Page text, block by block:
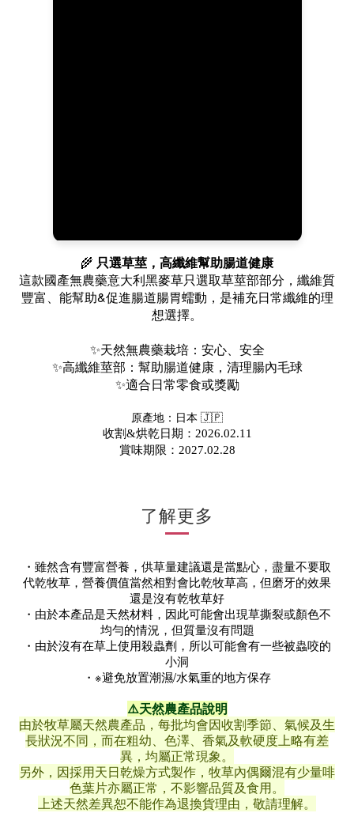
🌾 只選草莖，高纖維幫助腸道健康
這款國產無農藥意大利黑麥草只選取草莖部部分，纖維質
豐富、能幫助&促進腸道腸胃蠕動，是補充日常纖維的理
想選擇。
✨天然無農藥栽培：安心、安全
✨高纖維莖部：幫助腸道健康，清理腸內毛球
✨適合日常零食或獎勵
原產地： 日本 🇯🇵
收割&烘乾日期：2026.02.11
賞味期限：2027.02.28
了解更多
・ 雖然含有豐富營養， 供草量建議還是當點心，盡量不要取
代乾牧草， 營養價值當然相對會比乾牧草高， 但磨牙的效果
還是沒有乾牧草好
・由於本產品是天然材料，因此可能會出現草撕裂或顏色不
均勻的情況，但質量沒有問題
・由於沒有在草上使用殺蟲劑，所以可能會有一些被蟲咬的
小洞
・※避免放置潮濕/水氣重的地方保存
⚠️天然農產品說明
由於牧草屬天然農產品，每批均會因收割季節、氣候及生
長狀況不同，而在粗幼、色澤、香氣及軟硬度上略有差
異，均屬正常現象。
另外，因採用天日乾燥方式製作，牧草內偶爾混有少量啡
色葉片亦屬正常，不影響品質及食用。
上述天然差異恕不能作為退換貨理由，敬請理解。